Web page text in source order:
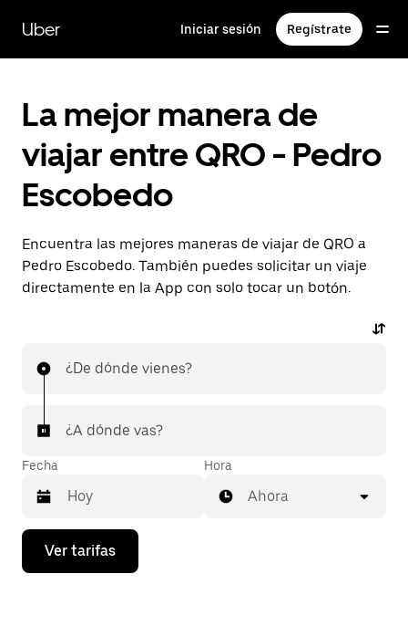
contenido
principal
Uber Iniciar sesión Regístrate
La mejor manera de
viajar entre QRO - Pedro
Escobedo
Encuentra las mejores maneras de viajar de QRO a
Pedro Escobedo. También puedes solicitar un viaje
directamente en la App con solo tocar un botón.
¿De dónde vienes?
¿A dónde vas?
Fecha
Presiona
flecha
Hora
Ahora
Ver tarifas